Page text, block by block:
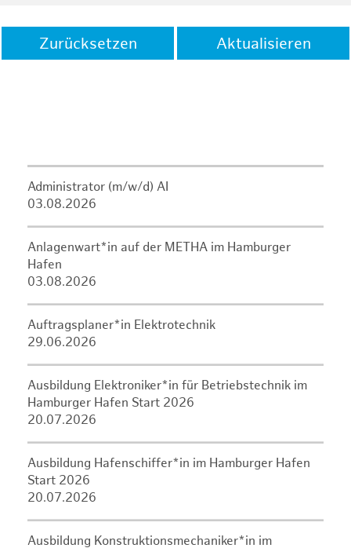
Zurücksetzen Aktualisieren
Administrator (m/w/d) AI
03.08.2026
Anlagenwart*in auf der METHA im Hamburger
Hafen
03.08.2026
Auftragsplaner*in Elektrotechnik
29.06.2026
Ausbildung Elektroniker*in für Betriebstechnik im
Hamburger Hafen Start 2026
20.07.2026
Ausbildung Hafenschiffer*in im Hamburger Hafen
Start 2026
20.07.2026
Ausbildung Konstruktionsmechaniker*in im